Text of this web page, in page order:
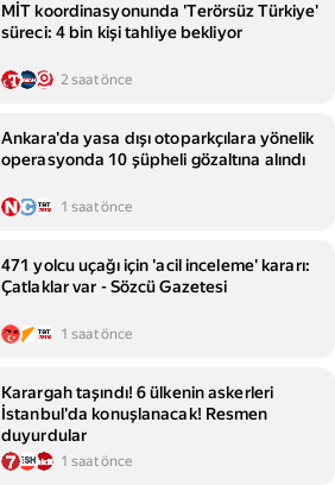
MİT koordinasyonunda 'Terörsüz Türkiye'
süreci: 4 bin kişi tahliye bekliyor
2 saat önce
Ankara'da yasa dışı otoparkçılara yönelik
operasyonda 10 şüpheli gözaltına alındı
1 saat önce
471 yolcu uçağı için 'acil inceleme' kararı:
Çatlaklar var - Sözcü Gazetesi
1 saat önce
Karargah taşındı! 6 ülkenin askerleri
İstanbul'da konuşlanacak! Resmen
duyurdular
1 saat önce